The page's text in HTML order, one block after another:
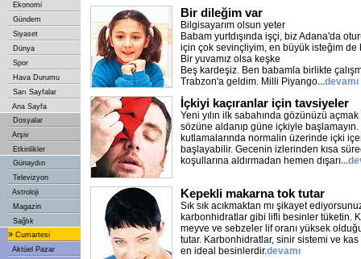
Ekonomi
Gündem
Siyaset
Dünya
Spor
Hava Durumu
Sarı Sayfalar
Ana Sayfa
Dosyalar
Arşiv
Etkinlikler
Günaydın
Televizyon
Astroloji
Magazin
Sağlık
» Cumartesi
Aktüel Pazar
Bir dileğim var
Bilgisayarım olsun yeter
Babam yurtdışında işçi, biz Adana'da
için çok sevinçliyim, en büyük isteğim de
Bir yuvamız olsa keşke
Beş kardeşiz. Ben babamla birlikte
Trabzon'a geldim. Milli Piyango...devamı
İçkiyi kaçıranlar için tavsiyeler
Yeni yılın ilk sabahında gözünüzü
sözüne aldanıp güne içkiyle başlamayın.
kutlamalarında normalin üzerinde içki
başlayabilir. Gecenin izlerinden kısa
koşullarına aldırmadan hemen dışarı
Kepekli makarna tok tutar
Sık sık acıkmaktan mı şikayet
karbonhidratlar gibi lifli besinler tüketin.
meyve ve sebzeler lif oranı yüksek
tutar. Karbonhidratlar, sinir sistemi ve
en ideal besinlerdir.devamı